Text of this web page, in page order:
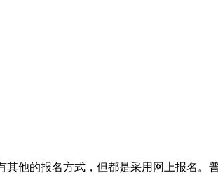
他的报名方式，但都是采用网上报名